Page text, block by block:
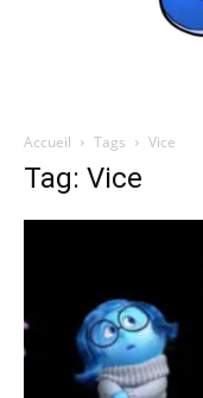
Accueil Tags Vice
Tag: Vice